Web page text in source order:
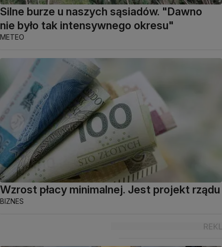
Silne burze u naszych sąsiadów. "Dawno
nie było tak intensywnego okresu"
METEO
Wzrost płacy minimalnej. Jest projekt rządu
BIZNES